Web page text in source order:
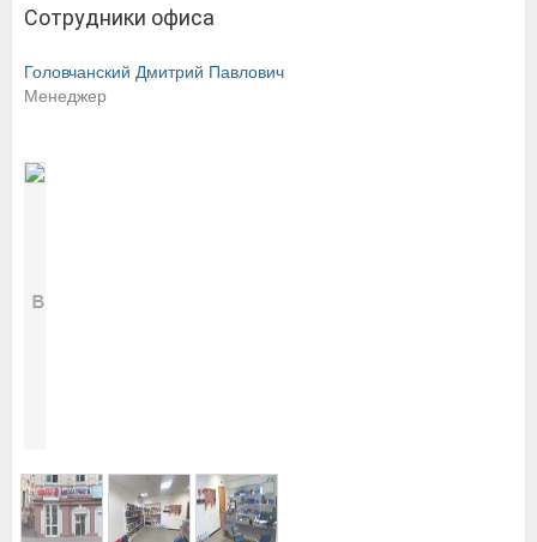
Сотрудники офиса
Головчанский Дмитрий Павлович
Менеджер